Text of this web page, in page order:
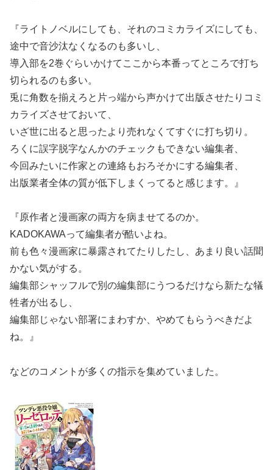
『ライトノベルにしても、それのコミカライズにしても、
途中で音沙汰なくなるのも多いし、
導入部を2巻ぐらいかけてここから本番ってところで打ち
切られるのも多い。
兎に角数を揃えろと片っ端から声かけて出版させたりコミ
カライズさせておいて、
いざ世に出ると思ったより売れなくてすぐに打ち切り。
ろくに誤字脱字なんかのチェックもできない編集者、
今回みたいに作家との連絡もおろそかにする編集者、
出版業者全体の質が低下しまくってると感じます。』
『原作者と漫画家の両方を病ませてるのか。
KADOKAWAって編集者が酷いよね。
前も色々漫画家に暴露されてたりしたし、あまり良い話聞
かない気がする。
編集部シャッフルで別の編集部にうつるだけなら新たな犠
牲者が出るし、
編集部じゃない部署にまわすか、やめてもらうべきだよ
ね。』
などのコメントが多くの指示を集めていました。